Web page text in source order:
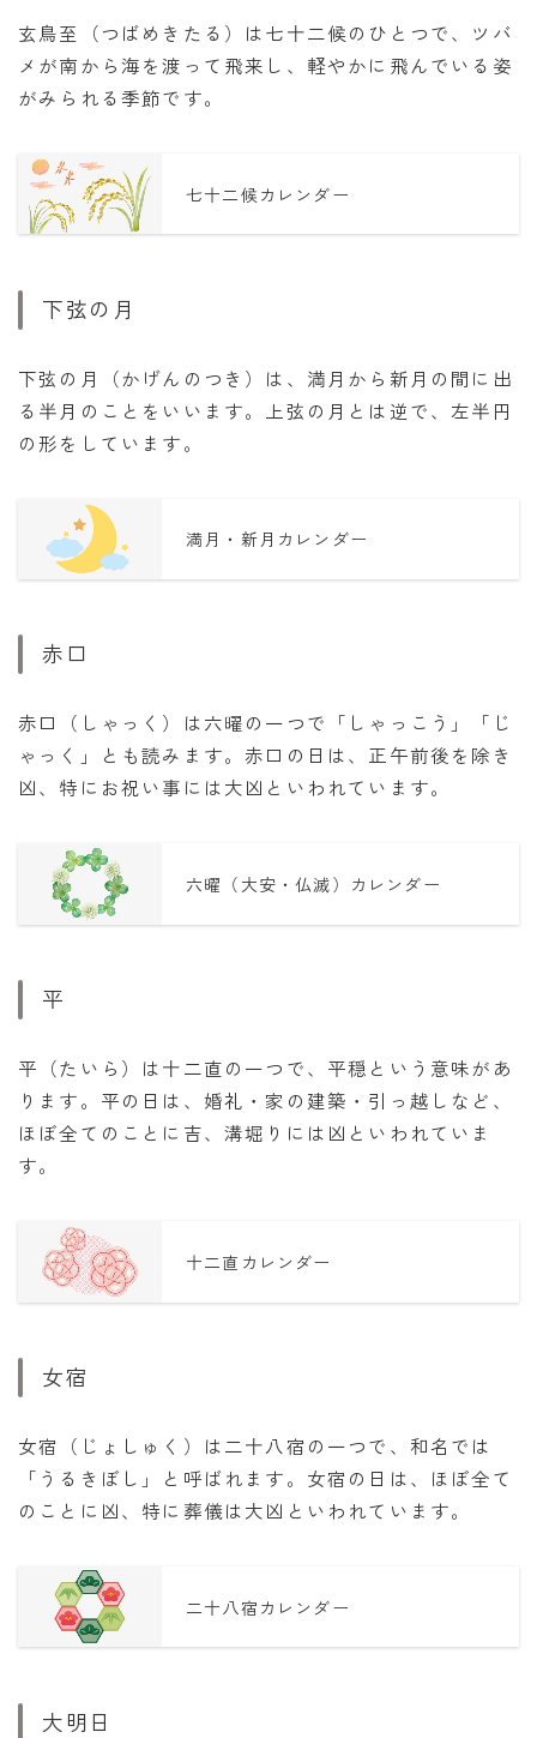
玄鳥至（つばめきたる）は七十二候のひとつで、ツバ
メが南から海を渡って飛来し、軽やかに飛んでいる姿
がみられる季節です。
七十二候カレンダー
下弦の月
下弦の月（かげんのつき）は、満月から新月の間に出
る半月のことをいいます。上弦の月とは逆で、左半円
の形をしています。
満月・新月カレンダー
赤口
赤口（しゃっく）は六曜の一つで「しゃっこう」「じ
ゃっく」とも読みます。赤口の日は、正午前後を除き
凶、特にお祝い事には大凶といわれています。
六曜（大安・仏滅）カレンダー
平
平（たいら）は十二直の一つで、平穏という意味があ
ります。平の日は、婚礼・家の建築・引っ越しなど、
ほぼ全てのことに吉、溝堀りには凶といわれていま
す。
十二直カレンダー
女宿
女宿（じょしゅく）は二十八宿の一つで、和名では
「うるきぼし」と呼ばれます。女宿の日は、ほぼ全て
のことに凶、特に葬儀は大凶といわれています。
二十八宿カレンダー
大明日